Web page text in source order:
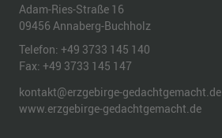
Adam-Ries-Straße 16
09456 Annaberg-Buchholz
Telefon: +49 3733 145 140
Fax: +49 3733 145 147
kontakt@erzgebirge-gedachtgemacht.de
www.erzgebirge-gedachtgemacht.de